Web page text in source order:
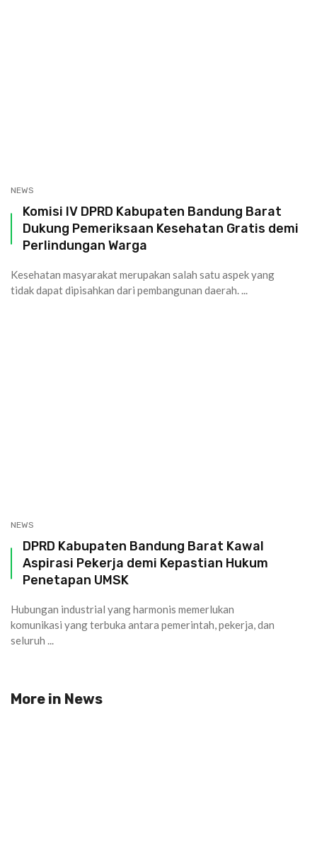
NEWS
Komisi IV DPRD Kabupaten Bandung Barat
Dukung Pemeriksaan Kesehatan Gratis demi
Perlindungan Warga
Kesehatan masyarakat merupakan salah satu aspek yang
tidak dapat dipisahkan dari pembangunan daerah. ...
NEWS
DPRD Kabupaten Bandung Barat Kawal
Aspirasi Pekerja demi Kepastian Hukum
Penetapan UMSK
Hubungan industrial yang harmonis memerlukan
komunikasi yang terbuka antara pemerintah, pekerja, dan
seluruh ...
More in News